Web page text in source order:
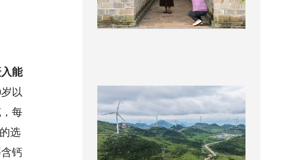
能
以
每
选
钙